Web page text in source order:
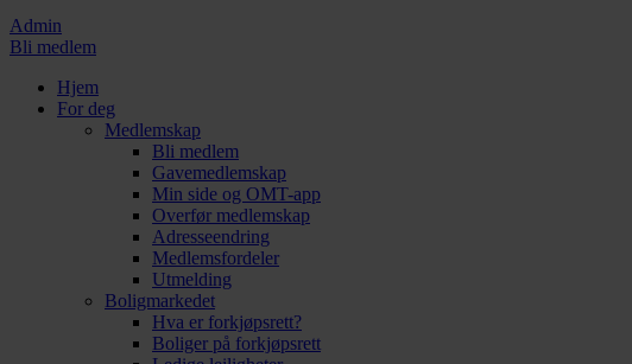
Admin
Bli medlem
Hjem
For deg
Medlemskap
Bli medlem
Gavemedlemskap
Min side og OMT-app
Overfør medlemskap
Adresseendring
Medlemsfordeler
Utmelding
Boligmarkedet
Hva er forkjøpsrett?
Boliger på forkjøpsrett